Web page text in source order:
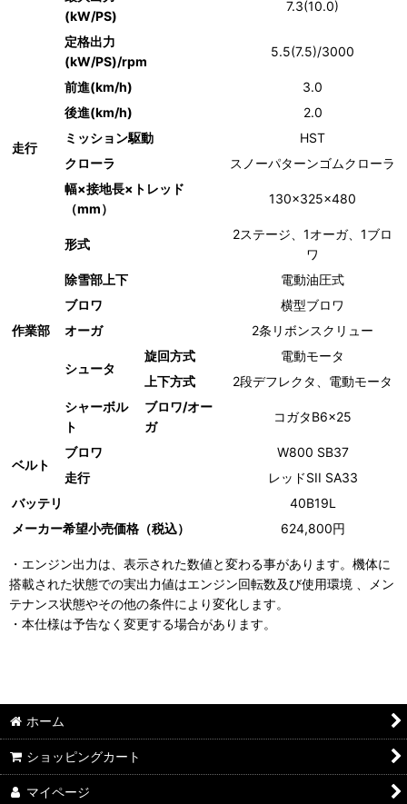
(kW/PS)
7.3(10.0)
定格出力
(kW/PS)/rpm
5.5(7.5)/3000
走行
前進(km/h)
3.0
後進(km/h)
2.0
ミッション駆動
HST
クローラ
スノーパターンゴムクローラ
幅×接地長×トレッド
（mm）
130×325×480
作業部
形式
2ステージ、1オーガ、1ブロ
ワ
除雪部上下
電動油圧式
ブロワ
横型ブロワ
オーガ
2条リボンスクリュー
シュータ
旋回方式
電動モータ
上下方式
2段デフレクタ、電動モータ
シャーボル
ト
ブロワ/オー
ガ
コガタB6×25
ベルト
ブロワ
W800 SB37
走行
レッドSII SA33
バッテリ
40B19L
メーカー希望小売価格（税込）
624,800円
・エンジン出力は、表示された数値と変わる事があります。機体に
搭載された状態での実出力値はエンジン回転数及び使用環境 、メン
テナンス状態やその他の条件により変化します。
・本仕様は予告なく変更する場合があります。
ホーム
ショッピングカート
マイページ